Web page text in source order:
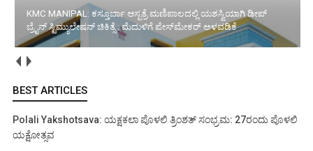
ಅಳವಡಿಕೆ
Mangalore: ಸರ್ಕಾರದ ಯೋಜನಾ ಫಲಾನುಭವಿಗಳಿಗೆ ಬ್ಯಾಂಕ್ ಸಾಲ ವಿಳಂಭ:
ಕ್ರಮಕ್ಕೆ ಸೂಚನೆ
BEST ARTICLES
Polali Yakshotsava: ಯಕ್ಷಕಲಾ ಪೊಳಲಿ ತ್ರಿಂಶತ್ ಸಂಭ್ರಮ: 27ರಂದು ಪೊಳಲಿ
ಯಕ್ಷೋತ್ಸವ